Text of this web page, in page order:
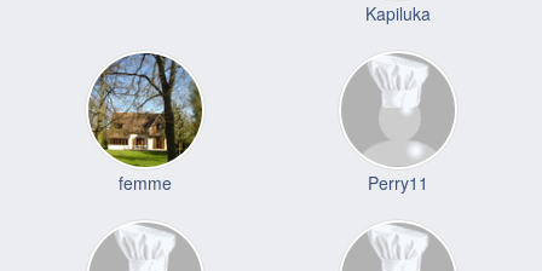
Kapiluka
femme Perry11